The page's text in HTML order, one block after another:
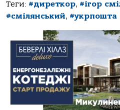
Теги: #диреткор, #ігор
#смілянський, #укрпошта